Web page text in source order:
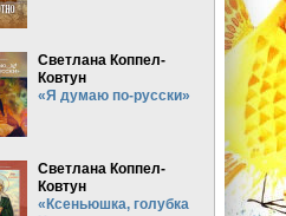
Светлана Коппел-
Ковтун
«Я думаю по-русски»
Светлана Коппел-
Ковтун
«Ксеньюшка, голубка